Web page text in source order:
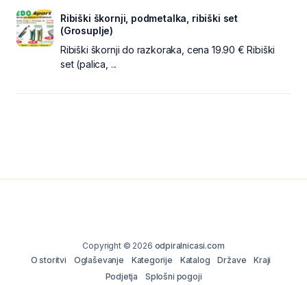
Ribiški škornji, podmetalka, ribiški set
(Grosuplje)
Ribiški škornji do razkoraka, cena 19.90 € Ribiški
set (palica, ...
Copyright © 2026 odpiralnicasi.com
O storitvi
Oglaševanje Kategorije Katalog Države
Kraji
Podjetja
Splošni pogoji